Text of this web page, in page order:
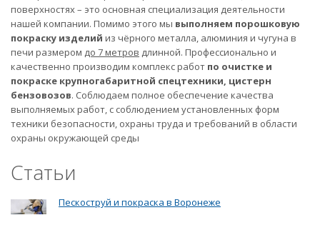
поверхностях – это основная специализация деятельности
нашей компании. Помимо этого мы выполняем порошковую
покраску изделий из чёрного металла, алюминия и чугуна в
печи размером до 7 метров длинной. Профессионально и
качественно производим комплекс работ по очистке и
покраске крупногабаритной спецтехники, цистерн
бензовозов. Соблюдаем полное обеспечение качества
выполняемых работ, с соблюдением установленных форм
техники безопасности, охраны труда и требований в области
охраны окружающей среды
Статьи
Пескоструй и покраска в Воронеже